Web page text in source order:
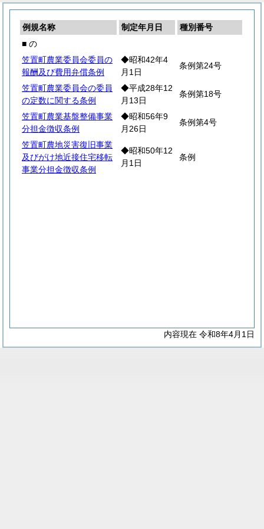
例規名称 制定年月日
種別番号
■ の
笠置町農業委員会委員の
報酬及び費用弁償条例
◆昭和42年4
月1日
条例第24号
笠置町農業委員会の委員
の定数に関する条例
◆平成28年12
月13日
条例第18号
笠置町農業基盤整備事業
分担金徴収条例
◆昭和56年9
月26日
条例第4号
笠置町農地災害復旧事業
及びがけ地近接住宅移転
事業分担金徴収条例
◆昭和50年12
月1日
条例
内容現在 令和8年4月1日